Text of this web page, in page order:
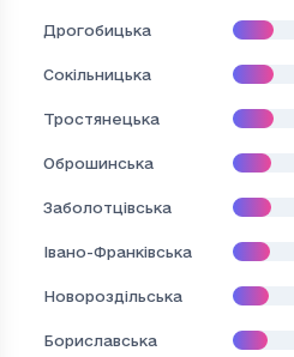
Дрогобицька
Сокільницька
Тростянецька
Оброшинська
Заболотцівська
Івано-Франківська
Новороздільська
Бориславська